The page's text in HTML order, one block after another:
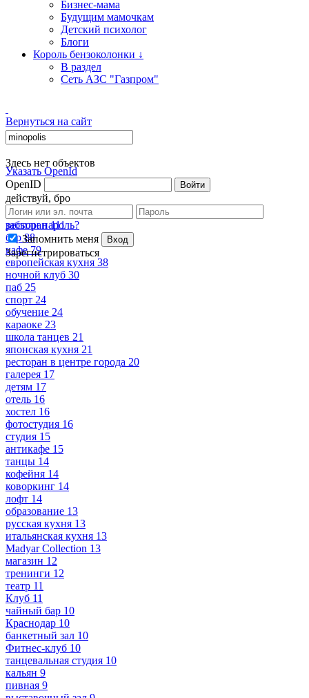
Вернуться на сайт
Указать OpenId
OpenID
Войти
действуй, бро
забыли пароль?
Запомнить меня
Вход
Зарегистрироваться
Бизнес-мама
Будущим мамочкам
Детский психолог
Блоги
Король бензоколонки ↓
В раздел
Сеть АЗС "Газпром"
Здесь нет объектов
Теги
ресторан 111
бар 88
кафе 79
европейская кухня 38
ночной клуб 30
паб 25
спорт 24
обучение 24
караоке 23
школа танцев 21
японская кухня 21
ресторан в центре города 20
галерея 17
детям 17
отель 16
хостел 16
фотостудия 16
студия 15
антикафе 15
танцы 14
кофейня 14
коворкинг 14
лофт 14
образование 13
русская кухня 13
итальянская кухня 13
Madyar Collection 13
магазин 12
тренинги 12
театр 11
Клуб 11
чайный бар 10
Краснодар 10
банкетный зал 10
Фитнес-клуб 10
танцевальная студия 10
кальян 9
пивная 9